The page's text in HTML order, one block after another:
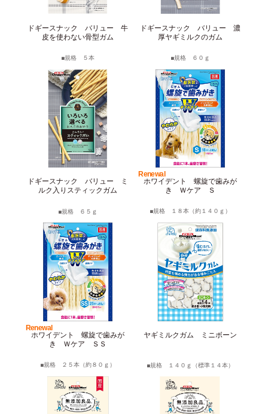
ドギースナック バリュー 牛
皮を使わない骨型ガム
規格 ５本
ドギースナック バリュー 濃
厚ヤギミルクのガム
規格 ６０ｇ
ドギースナック バリュー ミ
ルク入りスティックガム
規格 ６５ｇ
Renewal
ホワイデント 螺旋で歯みが
き Ｗケア Ｓ
規格 １８本（約１４０ｇ）
Renewal
ホワイデント 螺旋で歯みが
き Ｗケア ＳＳ
規格 ２５本（約８０ｇ）
ヤギミルクガム ミニボーン
規格 １４０ｇ（標準１４本）